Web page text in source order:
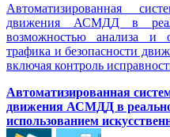
Автоматизированная
движения АСМДД в
возможностью анализа и
трафика и безопасности
включая контроль
Автоматизированная
движения АСМДД в
использованием